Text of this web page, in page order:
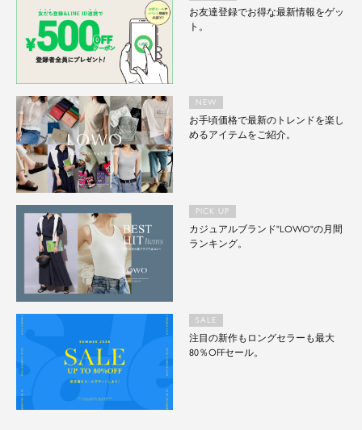
お友達登録でお得な最新情報をゲッ
ト。
NEW
お手頃価格で最新のトレンドを楽し
めるアイテムをご紹介。
PICK UP
カジュアルブランド"LOWO"の月間
ランキング。
SALE
注目の新作もロングセラーも最大
80％OFFセール。